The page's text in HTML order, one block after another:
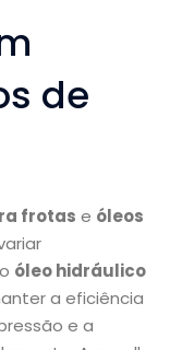
de
frotas e óleos
óleo hidráulico
a eficiência
e a